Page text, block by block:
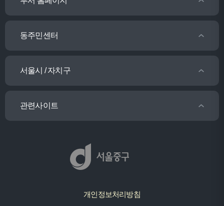
동주민센터
서울시 / 자치구
관련사이트
개인정보처리방침